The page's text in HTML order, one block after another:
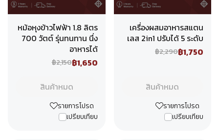
หม้อหุงข้าวไฟฟ้า 1.8 ลิตร
700 วัตต์ รุ่นทนทาน นึ่ง
อาหารได้
฿2,150฿1,650
สินค้าหมด
รายการโปรด
เปรียบเทียบ
เครื่องผสมอาหารสแตน
เลส 2in1 ปรับได้ 5 ระดับ
฿2,290฿1,750
สินค้าหมด
รายการโปรด
เปรียบเทียบ